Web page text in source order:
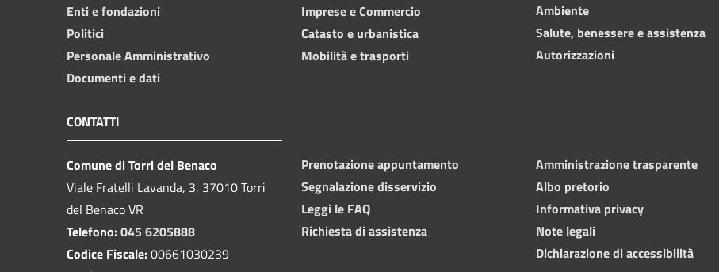
Enti e fondazioni
Politici
Personale Amministrativo
Documenti e dati
Imprese e Commercio
Catasto e urbanistica
Mobilità e trasporti
Ambiente
Salute, benessere e assistenza
Autorizzazioni
CONTATTI
Comune di Torri del Benaco
Viale Fratelli Lavanda, 3, 37010 Torri
del Benaco VR
Telefono:045 6205888
Codice Fiscale:00661030239
Prenotazione appuntamento
Segnalazione disservizio
Leggi le FAQ
Richiesta di assistenza
Amministrazione trasparente
Albo pretorio
Informativa privacy
Note legali
Dichiarazione di accessibilità